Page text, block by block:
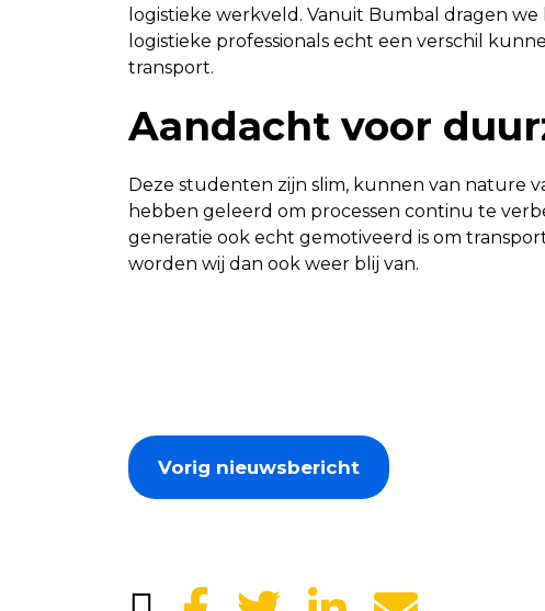
logistieke werkveld. Vanuit Bumbal dragen
logistieke professionals echt een verschil
transport.
Aandacht voor
Deze studenten zijn slim, kunnen van nature
hebben geleerd om processen continu te
generatie ook echt gemotiveerd is om
worden wij dan ook weer blij van.
Vorig nieuwsbericht